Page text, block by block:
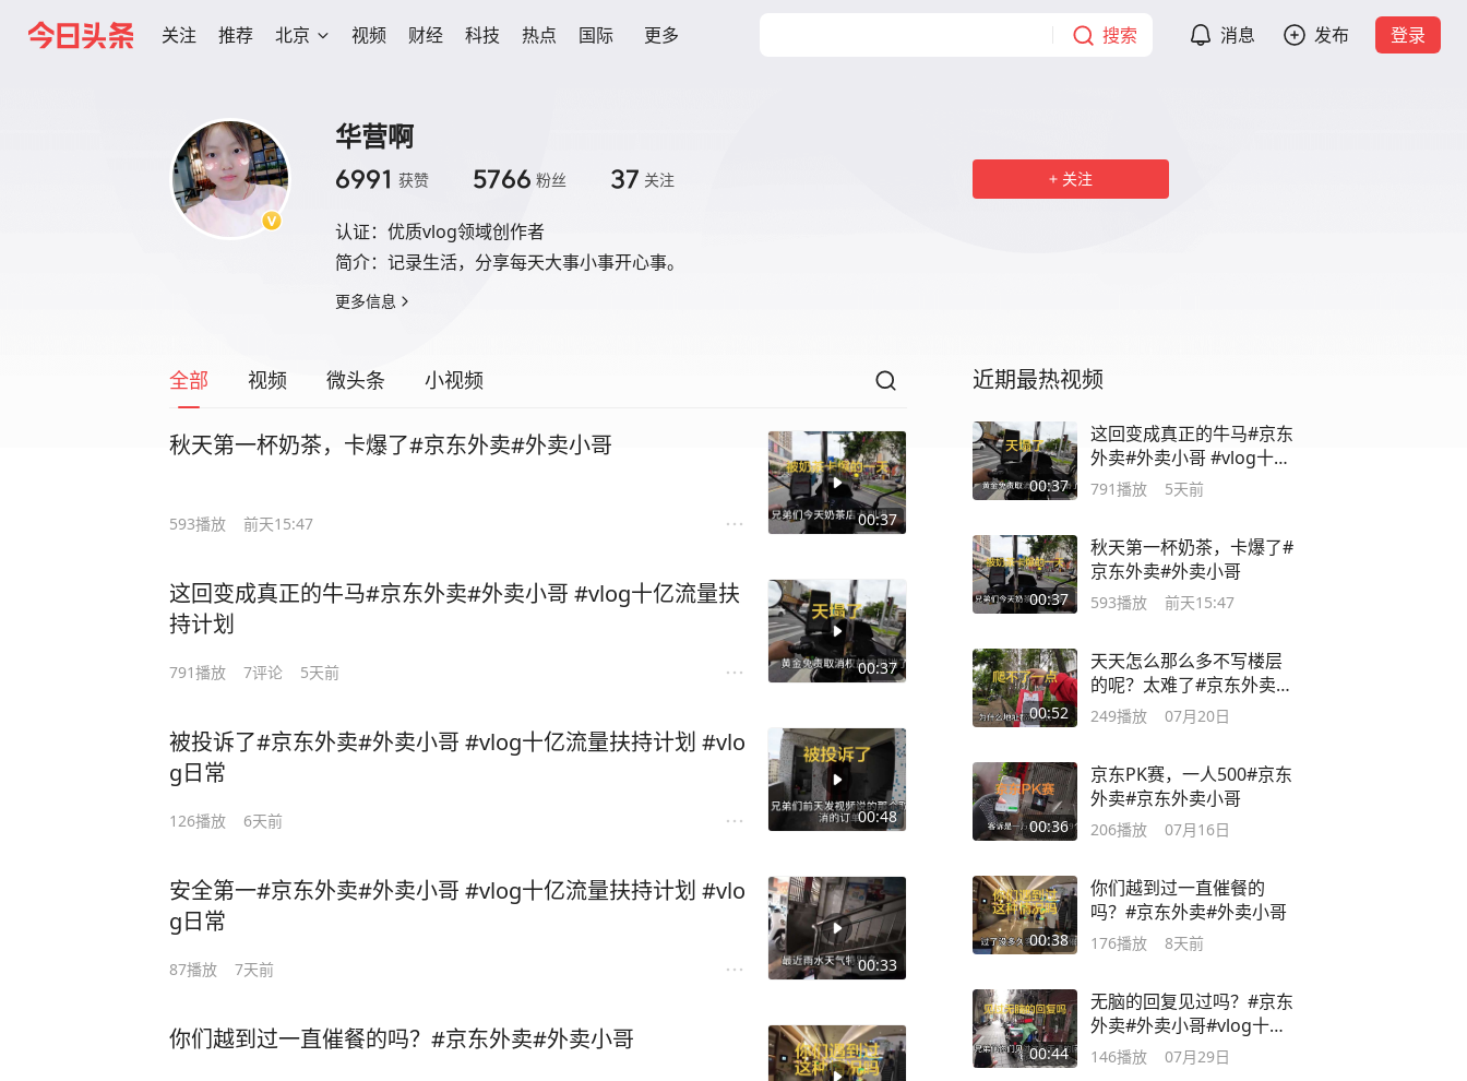
关注 推荐 北京 视频 财经 科技 热点 国际 更多 搜索 消息 发布 登录
华营啊
6991 获赞 5766 粉丝 37 关注
认证： 优质vlog领域创作者
简介： 记录生活，分享每天大事小事开心事。
更多信息
关注
全部 视频 微头条 小视频
00:37
秋天第一杯奶茶，卡爆了#京东外卖#外卖小哥
593播放 前天15:47
00:37
这回变成真正的牛马#京东外卖#外卖小哥 #vlog十亿流量扶
持计划
791播放 7评论 5天前
00:48
被投诉了#京东外卖#外卖小哥 #vlog十亿流量扶持计划 #vlo
g日常
126播放 6天前
00:33
安全第一#京东外卖#外卖小哥 #vlog十亿流量扶持计划 #vlo
g日常
87播放 7天前
你们越到过一直催餐的吗？#京东外卖#外卖小哥
近期最热视频
00:37
这回变成真正的牛马#京东
外卖#外卖小哥 #vlog十亿
流量扶持计划
791播放 5天前
00:37
秋天第一杯奶茶，卡爆了#
京东外卖#外卖小哥
593播放 前天15:47
00:52
天天怎么那么多不写楼层
的呢？太难了#京东外卖#
外卖小哥
249播放 07月20日
00:36
京东PK赛，一人500#京东
外卖#京东外卖小哥
206播放 07月16日
00:38
你们越到过一直催餐的
吗？#京东外卖#外卖小哥
176播放 8天前
00:44
无脑的回复见过吗？#京东
外卖#外卖小哥#vlog十亿
流量扶持计划
146播放 07月29日